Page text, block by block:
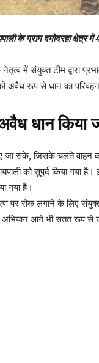
के ग्राम दमोदरहा
में संयुक्त टीम द्वारा
अवैध रूप से धान का
धान किया
जा सके, जिसके चलते वाहन
को सुपुर्द किया गया है।
गया है।
रोक लगाने के लिए संयुक्त
अभियान आगे भी सतत रूप से